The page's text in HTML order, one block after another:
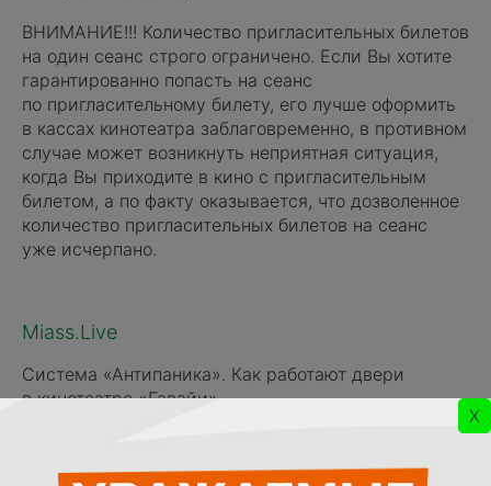
ВНИМАНИЕ!!! Количество пригласительных билетов
на один сеанс строго ограничено. Если Вы хотите
гарантированно попасть на сеанс
по пригласительному билету, его лучше оформить
в кассах кинотеатра заблаговременно, в противном
случае может возникнуть неприятная ситуация,
когда Вы приходите в кино с пригласительным
билетом, а по факту оказывается, что дозволенное
количество пригласительных билетов на сеанс
уже исчерпано.
Miass.Live
Система «Антипаника». Как работают двери
в кинотеатре «Гавайи».
X